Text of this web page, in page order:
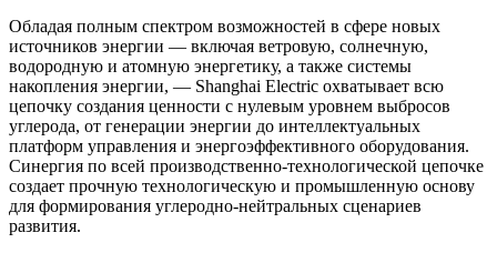
Обладая полным спектром возможностей в сфере новых
источников энергии — включая ветровую, солнечную,
водородную и атомную энергетику, а также системы
накопления энергии, — Shanghai Electric охватывает всю
цепочку создания ценности с нулевым уровнем выбросов
углерода, от генерации энергии до интеллектуальных
платформ управления и энергоэффективного оборудования.
Синергия по всей производственно-технологической цепочке
создает прочную технологическую и промышленную основу
для формирования углеродно-нейтральных сценариев
развития.